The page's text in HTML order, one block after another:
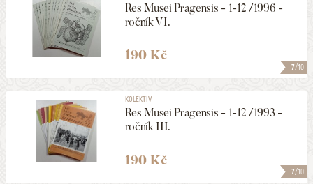
7/10
Res Musei Pragensis - 1-12 /1996 -
ročník VI.
190 Kč
7/10
KOLEKTIV
Res Musei Pragensis - 1-12 /1993 -
ročník III.
190 Kč